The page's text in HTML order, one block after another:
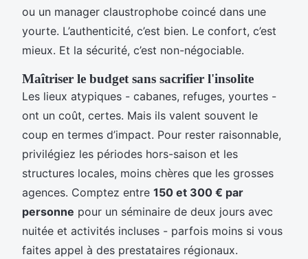
ou un manager claustrophobe coincé dans une
yourte. L’authenticité, c’est bien. Le confort, c’est
mieux. Et la sécurité, c’est non-négociable.
Maîtriser le budget sans sacrifier l'insolite
Les lieux atypiques - cabanes, refuges, yourtes -
ont un coût, certes. Mais ils valent souvent le
coup en termes d’impact. Pour rester raisonnable,
privilégiez les périodes hors-saison et les
structures locales, moins chères que les grosses
agences. Comptez entre 150 et 300 € par
personne pour un séminaire de deux jours avec
nuitée et activités incluses - parfois moins si vous
faites appel à des prestataires régionaux.